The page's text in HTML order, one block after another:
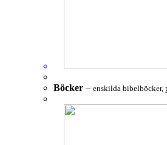
Böcker – enskilda bibelböcker,